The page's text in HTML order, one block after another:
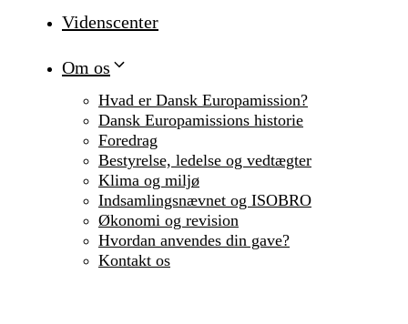
Videnscenter
Om os
Hvad er Dansk Europamission?
Dansk Europamissions historie
Foredrag
Bestyrelse, ledelse og vedtægter
Klima og miljø
Indsamlingsnævnet og ISOBRO
Økonomi og revision
Hvordan anvendes din gave?
Kontakt os